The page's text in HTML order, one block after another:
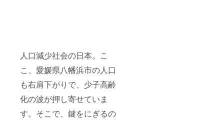
人口減少社会の日本。こ
こ、愛媛県八幡浜市の人口
も右肩下がりで、少子高齢
化の波が押し寄せていま
す。そこで、鍵をにぎるの